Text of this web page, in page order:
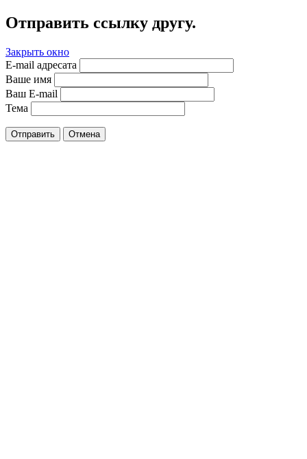
Отправить ссылку другу.
Закрыть окно
E-mail адресата
Ваше имя
Ваш E-mail
Тема
Отправить Отмена